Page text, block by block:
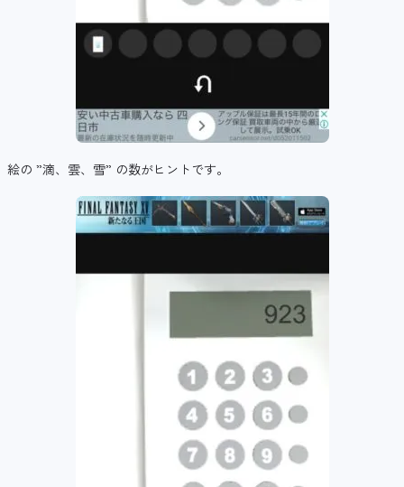
絵の ”滴、雲、雪” の数がヒントです。